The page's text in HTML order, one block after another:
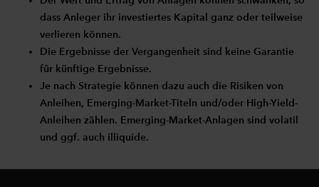
dass Anleger ihr investiertes Kapital ganz oder teilweise
verlieren können.
Die Ergebnisse der Vergangenheit sind keine Garantie
für künftige Ergebnisse.
Je nach Strategie können dazu auch die Risiken von
Anleihen, Emerging-Market-Titeln und/oder High-Yield-
Anleihen zählen. Emerging-Market-Anlagen sind volatil
und ggf. auch illiquide.